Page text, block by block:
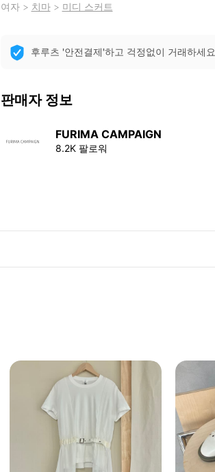
여자> 치마> 미디 스커트
후루츠 '안전결제'하고 걱정없이 거래하세요
판매자 정보
FURIMA CAMPAIGN
8.2K 팔로워